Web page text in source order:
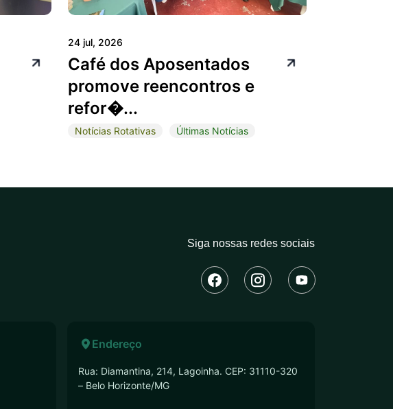
24 jul, 2026
Café dos Aposentados
promove reencontros e
refor�...
Notícias Rotativas Últimas Notícias
Siga nossas redes sociais
Endereço
Rua: Diamantina, 214, Lagoinha. CEP: 31110-320
– Belo Horizonte/MG